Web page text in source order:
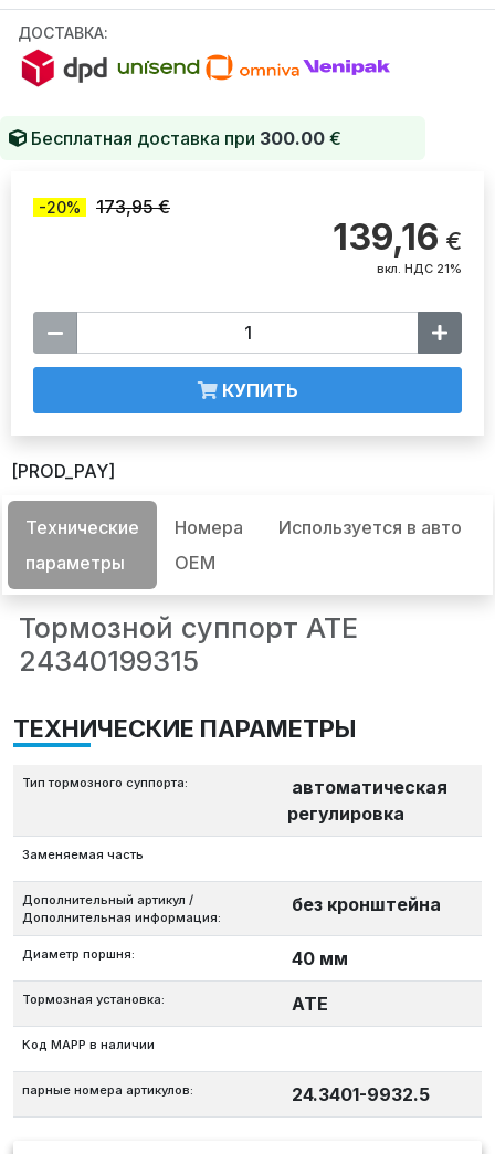
ДОСТАВКА:
Бесплатная доставка при 300.00 €
-20% 173,95 €
139,16 €
вкл. НДС 21%
КУПИТЬ
[PROD_PAY]
Технические
параметры
Номера
OEM
Используется в авто
Тормозной суппорт ATE
24340199315
ТЕХНИЧЕСКИЕ ПАРАМЕТРЫ
Тип тормозного суппорта:
автоматическая
регулировка
Заменяемая часть
Дополнительный артикул /
Дополнительная информация:
без кронштейна
Диаметр поршня: 40 мм
Тормозная установка: ATE
Код MAPP в наличии
парные номера артикулов: 24.3401-9932.5